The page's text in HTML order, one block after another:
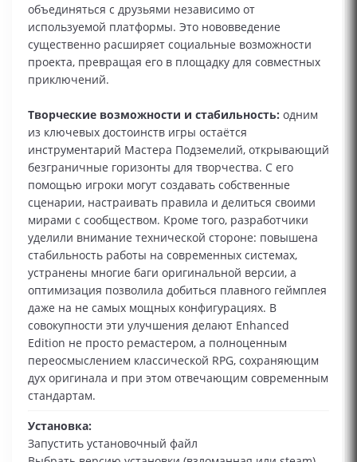
объединяться с друзьями независимо от
используемой платформы. Это нововведение
существенно расширяет социальные возможности
проекта, превращая его в площадку для совместных
приключений.
Творческие возможности и стабильность: одним
из ключевых достоинств игры остаётся
инструментарий Мастера Подземелий, открывающий
безграничные горизонты для творчества. С его
помощью игроки могут создавать собственные
сценарии, настраивать правила и делиться своими
мирами с сообществом. Кроме того, разработчики
уделили внимание технической стороне: повышена
стабильность работы на современных системах,
устранены многие баги оригинальной версии, а
оптимизация позволила добиться плавного геймплея
даже на не самых мощных конфигурациях. В
совокупности эти улучшения делают Enhanced
Edition не просто ремастером, а полноценным
переосмыслением классической RPG, сохраняющим
дух оригинала и при этом отвечающим современным
стандартам.
Установка:
Запустить установочный файл